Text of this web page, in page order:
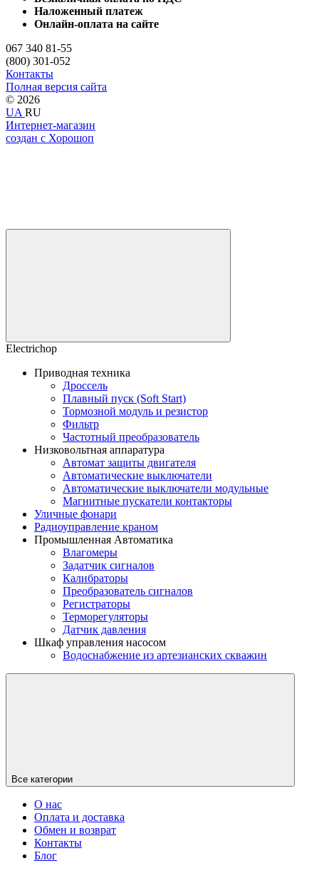
Наложенный платеж
Онлайн-оплата на сайте
067 340 81-55
(800) 301-052
Контакты
Полная версия сайта
© 2026
UA RU
Интернет-магазин
создан с Хорошоп
Electrichop
Приводная техника
Дроссель
Плавный пуск (Soft Start)
Тормозной модуль и резистор
Фильтр
Частотный преобразователь
Низковольтная аппаратура
Автомат защиты двигателя
Автоматические выключатели
Автоматические выключатели модульные
Магнитные пускатели контакторы
Уличные фонари
Радиоуправление краном
Промышленная Автоматика
Влагомеры
Задатчик сигналов
Калибраторы
Преобразователь сигналов
Регистраторы
Терморегуляторы
Датчик давления
Шкаф управления насосом
Водоснабжение из артезианских скважин
Все категории
О нас
Оплата и доставка
Обмен и возврат
Контакты
Блог